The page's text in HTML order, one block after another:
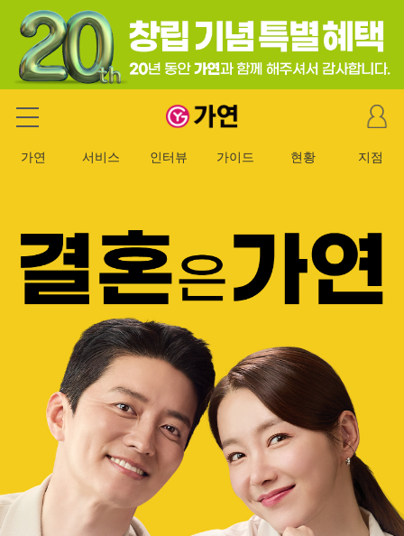
가연 결혼정보회사
마
이
이
가연 서비스 인터뷰 가이드 현황 지점